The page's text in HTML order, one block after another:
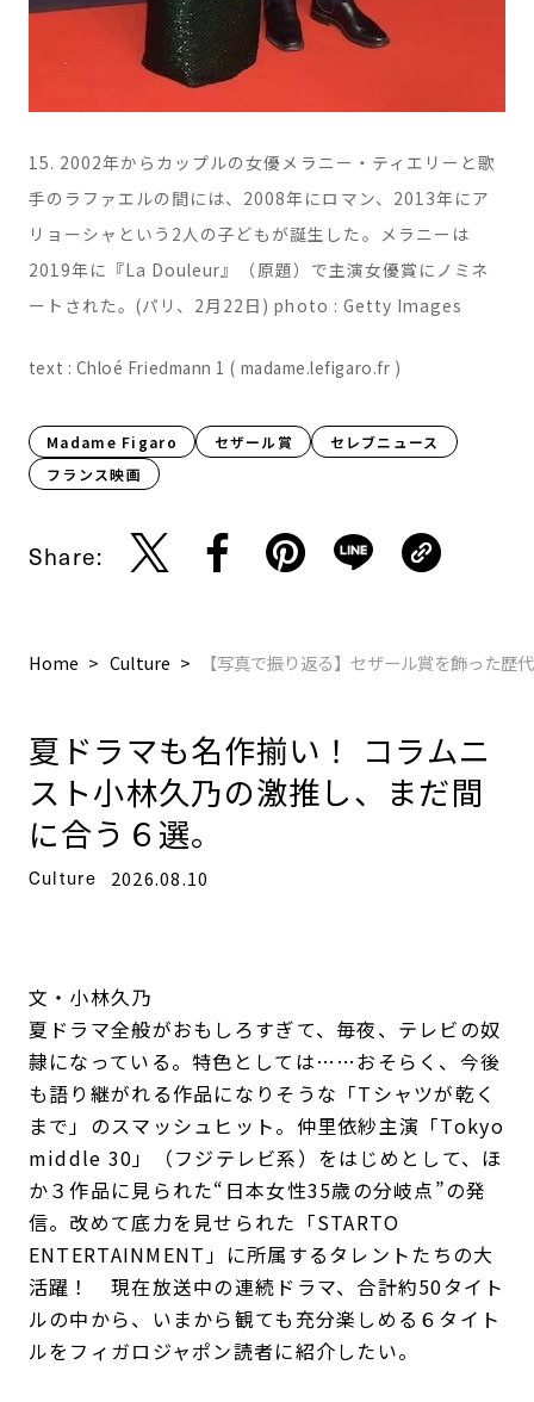
15. 2002年からカップルの女優メラニー・ティエリーと歌
手のラファエルの間には、2008年にロマン、2013年にア
リョーシャという2人の子どもが誕生した。メラニーは
2019年に『La Douleur』（原題）で主演女優賞にノミネ
Madame Figaro
夏ドラマも名作揃い！ コラムニ
スト小林久乃の激推し、まだ間
に合う６選。
文・小林久乃
夏ドラマ全般がおもしろすぎて、毎夜、テレビの奴
隷になっている。特色としては……おそらく、今後
も語り継がれる作品になりそうな「Tシャツが乾く
まで」のスマッシュヒット。仲里依紗主演「Tokyo
middle 30」（フジテレビ系）をはじめとして、ほ
か３作品に見られた“日本女性35歳の分岐点”の発
信。改めて底力を見せられた「STARTO
ENTERTAINMENT」に所属するタレントたちの大
活躍！ 現在放送中の連続ドラマ、合計約50タイト
ルの中から、いまから観ても充分楽しめる６タイト